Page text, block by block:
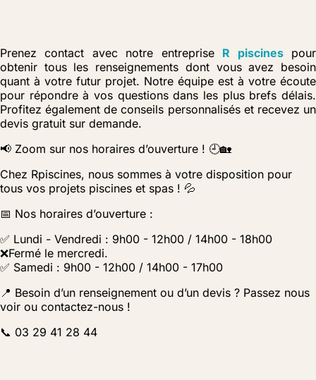
Prenez contact avec notre entreprise R piscinespour
obtenir tous les renseignements dont vous avez besoin
quant à votre futur projet. Notre équipe est à votre écoute
pour répondre à vos questions dans les plus brefs délais.
Profitez également de conseils personnalisés et recevez un
devis gratuit sur demande.
📢 Zoom sur nos horaires d’ouverture ! 🕘🏡
Chez Rpiscines, nous sommes à votre disposition pour
tous vos projets piscines et spas ! 💦
📅 Nos horaires d’ouverture :
✅ Lundi - Vendredi : 9h00 - 12h00 / 14h00 - 18h00
❌Fermé le mercredi.
✅ Samedi : 9h00 - 12h00 / 14h00 - 17h00
📍 Besoin d’un renseignement ou d’un devis ? Passez nous
voir ou contactez-nous !
📞 03 29 41 28 44